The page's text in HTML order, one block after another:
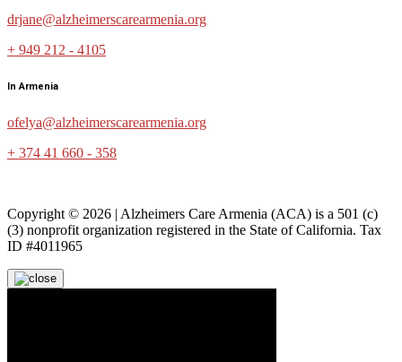
drjane@alzheimerscarearmenia.org
+ 949 212 - 4105
In Armenia
ofelya@alzheimerscarearmenia.org
+ 374 41 660 - 358
Copyright © 2026 | Alzheimers Care Armenia (ACA) is a 501 (c)
(3) nonprofit organization registered in the State of California. Tax
ID #4011965